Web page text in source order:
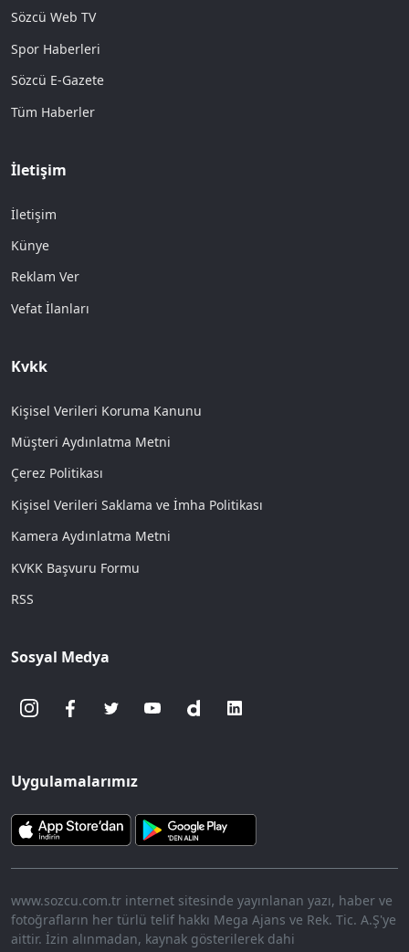
Sözcü Web TV
Spor Haberleri
Sözcü E-Gazete
Tüm Haberler
İletişim
İletişim
Künye
Reklam Ver
Vefat İlanları
Kvkk
Kişisel Verileri Koruma Kanunu
Müşteri Aydınlatma Metni
Çerez Politikası
Kişisel Verileri Saklama ve İmha Politikası
Kamera Aydınlatma Metni
KVKK Başvuru Formu
RSS
Sosyal Medya
Uygulamalarımız
www.sozcu.com.tr internet sitesinde yayınlanan yazı, haber ve
fotoğrafların her türlü telif hakkı Mega Ajans ve Rek. Tic. A.Ş'ye
aittir. İzin alınmadan, kaynak gösterilerek dahi